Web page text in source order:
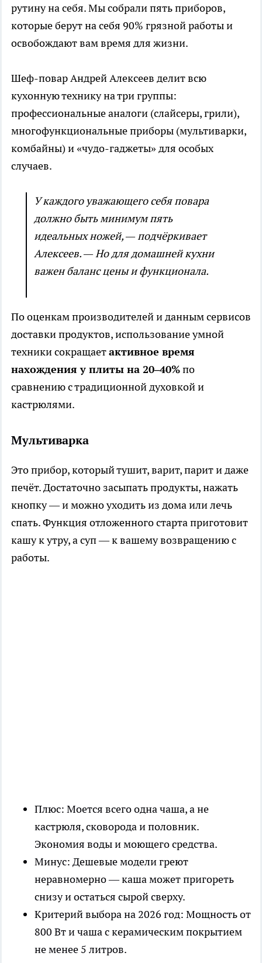
рутину на себя. Мы собрали пять приборов,
которые берут на себя 90% грязной работы и
освобождают вам время для жизни.
Шеф-повар Андрей Алексеев делит всю
кухонную технику на три группы:
профессиональные аналоги (слайсеры, грили),
многофункциональные приборы (мультиварки,
комбайны) и «чудо-гаджеты» для особых
случаев.
У каждого уважающего себя повара
должно быть минимум пять
идеальных ножей, — подчёркивает
Алексеев. — Но для домашней кухни
важен баланс цены и функционала.
По оценкам производителей и данным сервисов
доставки продуктов, использование умной
техники сокращаетактивное время
нахождения у плиты на 20–40%по
сравнению с традиционной духовкой и
кастрюлями.
Мультиварка
Это прибор, который тушит, варит, парит и даже
печёт. Достаточно засыпать продукты, нажать
кнопку — и можно уходить из дома или лечь
спать. Функция отложенного старта приготовит
кашу к утру, а суп — к вашему возвращению с
работы.
Плюс: Моется всего одна чаша, а не
кастрюля, сковорода и половник.
Экономия воды и моющего средства.
Минус: Дешевые модели греют
неравномерно — каша может пригореть
снизу и остаться сырой сверху.
Критерий выбора на 2026 год: Мощность от
800 Вт и чаша с керамическим покрытием
не менее 5 литров.